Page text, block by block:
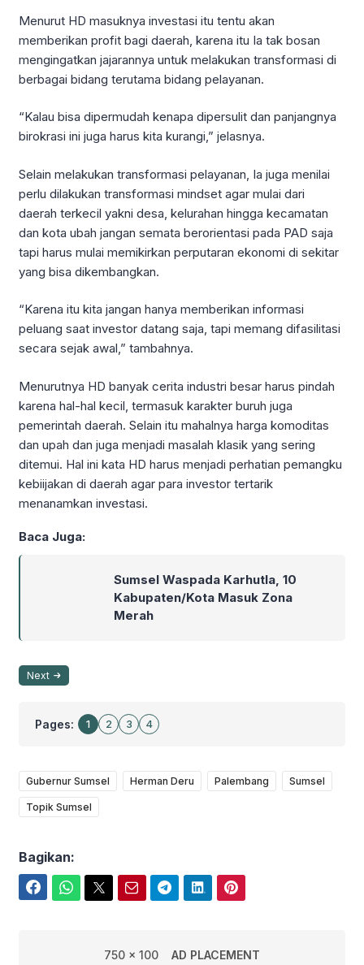
Menurut HD masuknya investasi itu tentu akan
memberikan profit bagi daerah, karena itu Ia tak bosan
mengingatkan jajarannya untuk melakukan transformasi di
berbagai bidang terutama bidang pelayanan.
“Kalau bisa dipermudah kenapa dipersulit dan panjangnya
birokrasi ini juga harus kita kurangi,” jelasnya.
Selain melakukan transformasi pelayanan, Ia juga menilai
perlu dilakukan transformasi mindset agar mulai dari
daerah terkecil yakni desa, kelurahan hingga kecamatan
dan kota ubah jangan semata berorientasi pada PAD saja
tapi harus mulai memikirkan perputaran ekonomi di sekitar
yang bisa dikembangkan.
“Karena itu kita jangan hanya memberikan informasi
peluang saat investor datang saja, tapi memang difasilitasi
secara sejak awal,” tambahnya.
Menurutnya HD banyak cerita industri besar harus pindah
karena hal-hal kecil, termasuk karakter buruh juga
pemerintah daerah. Selain itu mahalnya harga komoditas
dan upah dan juga menjadi masalah klasik yang sering
ditemui. Hal ini kata HD harus menjadi perhatian pemangku
kebiijakan di daerah agar para investor tertarik
menanamkan investasi.
Baca Juga:
Sumsel Waspada Karhutla, 10
Kabupaten/Kota Masuk Zona
Merah
Next
Pages: 1 2 3 4
Gubernur Sumsel Herman Deru Palembang Sumsel
Topik Sumsel
Bagikan:
750 x 100 AD PLACEMENT